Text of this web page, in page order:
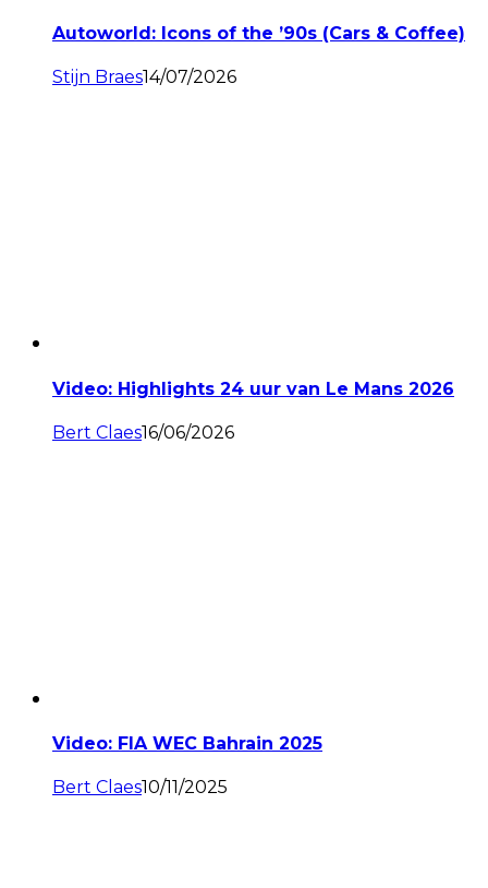
Autoworld: Icons of the ’90s (Cars & Coffee)
Stijn Braes14/07/2026
Video: Highlights 24 uur van Le Mans 2026
Bert Claes16/06/2026
Video: FIA WEC Bahrain 2025
Bert Claes10/11/2025